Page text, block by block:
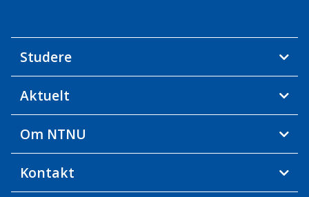
Studere
Aktuelt
Om NTNU
Kontakt